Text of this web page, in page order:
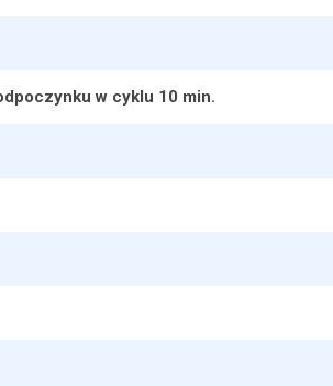
w cyklu 10 min.